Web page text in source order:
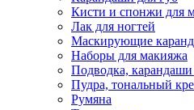
Кисти и спонжи для
Лак для ногтей
Маскирующие
Наборы для макияжа
Подводка, карандаши
Пудра, тональный
Румяна